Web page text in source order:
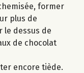
former
plus de
le dessus de
de chocolat
encore tiède.